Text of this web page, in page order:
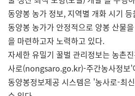
동양봉 농가 정보, 지역별 개화 시기
동양봉 농가가 안정적으로 양봉 산물
을 마련하고자 노력하고 있다.
자세한 유밀기 꿀벌 관리정보는 농촌
사로(nongsaro.go.kr)-주간농사정보'
동양봉정보제공 시스템은 '농사로-최